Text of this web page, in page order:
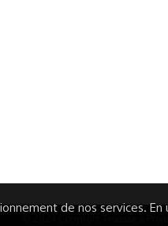
de nos services.